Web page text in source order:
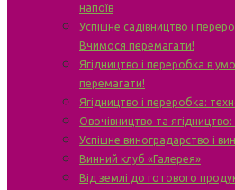
напоїв
Успішне садівництво і
Вчимося перемагати!
Ягідництво і переробка в
перемагати!
Ягідництво і переробка:
Овочівництво та ягідництво:
Успішне виноградарство і
Винний клуб «Галерея»
Від землі до готового